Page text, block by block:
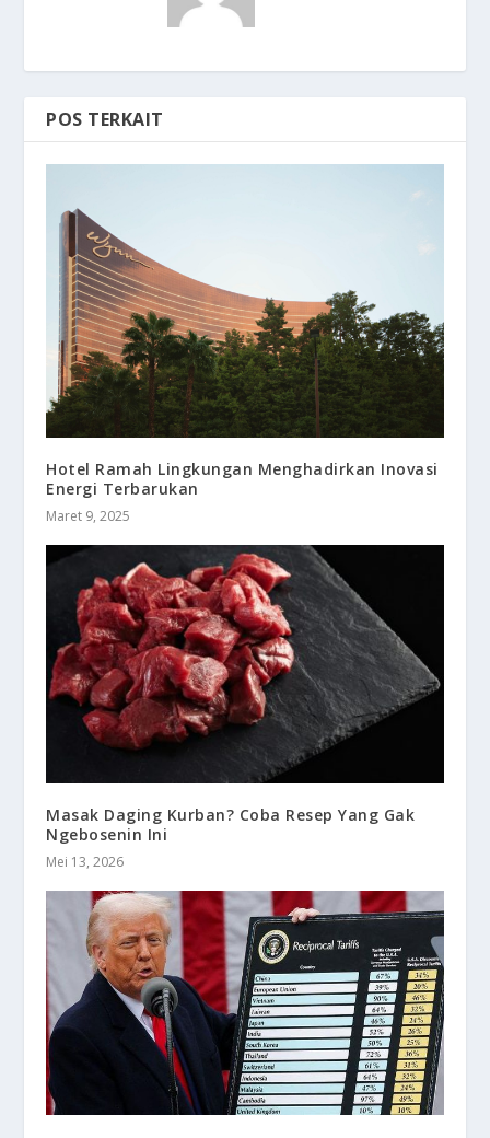
POS TERKAIT
Hotel Ramah Lingkungan Menghadirkan Inovasi
Energi Terbarukan
Maret 9, 2025
Masak Daging Kurban? Coba Resep Yang Gak
Ngebosenin Ini
Mei 13, 2026